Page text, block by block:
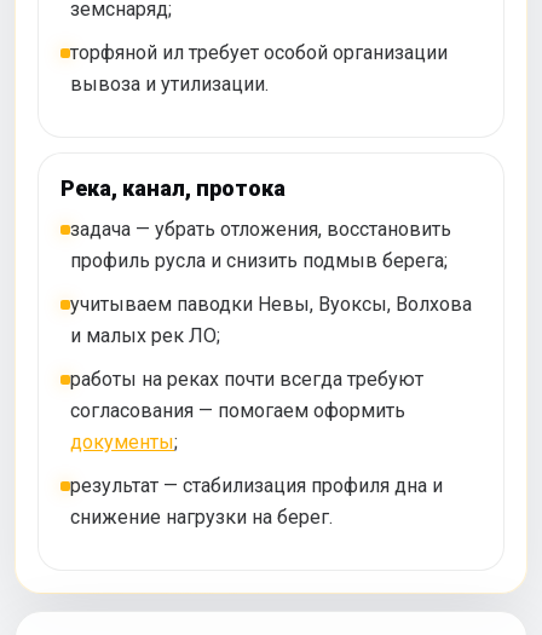
земснаряд;
торфяной ил требует особой организации
вывоза и утилизации.
Река, канал, протока
задача — убрать отложения, восстановить
профиль русла и снизить подмыв берега;
учитываем паводки Невы, Вуоксы, Волхова
и малых рек ЛО;
работы на реках почти всегда требуют
согласования — помогаем оформить
документы;
результат — стабилизация профиля дна и
снижение нагрузки на берег.